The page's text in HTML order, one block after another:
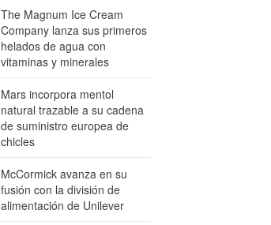
The Magnum Ice Cream
Company lanza sus primeros
helados de agua con
vitaminas y minerales
Mars incorpora mentol
natural trazable a su cadena
de suministro europea de
chicles
McCormick avanza en su
fusión con la división de
alimentación de Unilever